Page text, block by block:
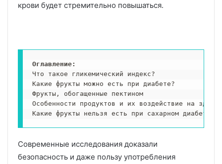
крови будет стремительно повышаться.
Оглавление:
Что такое гликемический индекс?
Какие фрукты можно есть при диабете?
Фрукты, обогащенные пектином
Особенности продуктов и их воздействие на
Какие фрукты нельзя есть при сахарном диабете?
Современные исследования доказали
безопасность и даже пользу употребления